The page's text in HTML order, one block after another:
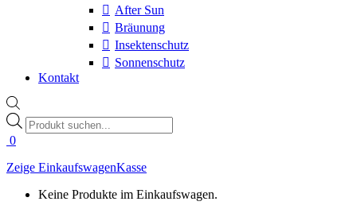
After Sun
Bräunung
Insektenschutz
Sonnenschutz
Kontakt
Products
search
0
Zeige EinkaufswagenKasse
Keine Produkte im Einkaufswagen.